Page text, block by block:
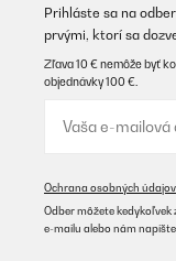
Prihláste sa na
prvými, ktorí sa
Zľava 10 € nemôže byť
objednávky 100 €.
Ochrana osobných údajov
Odber môžete
e-mailu alebo nám